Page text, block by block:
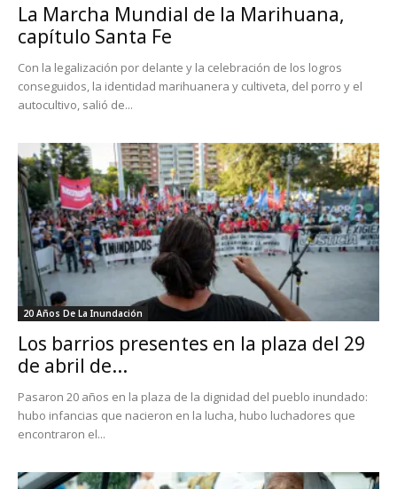
La Marcha Mundial de la Marihuana,
capítulo Santa Fe
Con la legalización por delante y la celebración de los logros
conseguidos, la identidad marihuanera y cultiveta, del porro y el
autocultivo, salió de...
20 Años De La Inundación
Los barrios presentes en la plaza del 29
de abril de...
Pasaron 20 años en la plaza de la dignidad del pueblo inundado:
hubo infancias que nacieron en la lucha, hubo luchadores que
encontraron el...